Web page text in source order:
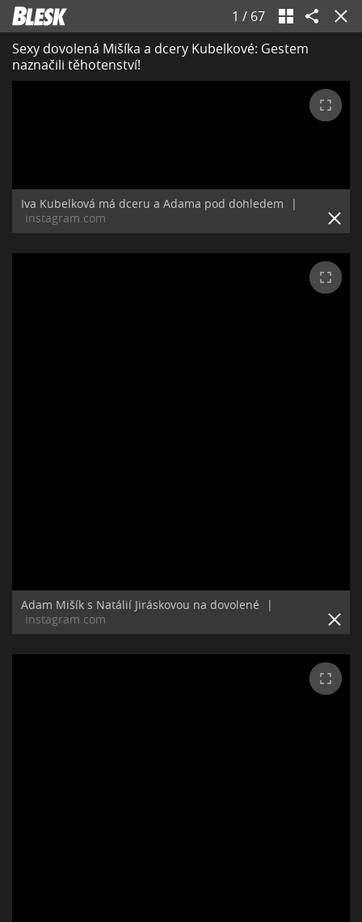
1 / 67
Sexy dovolená Mišíka a dcery Kubelkové: Gestem
naznačili těhotenství!
Iva Kubelková má dceru a Adama pod dohledem
|
instagram.com
Adam Mišík s Natálií Jiráskovou na dovolené
|
instagram.com